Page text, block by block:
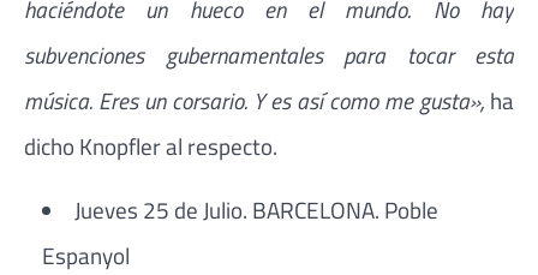
haciéndote un hueco en el mundo. No hay
subvenciones gubernamentales para tocar esta
música. Eres un corsario. Y es así como me gusta», ha
dicho Knopfler al respecto.
Jueves 25 de Julio. BARCELONA. Poble
Espanyol